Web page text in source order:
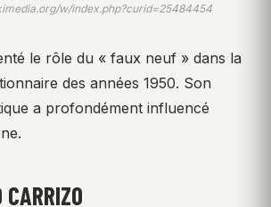
w/index.php?curid=25484454
le rôle du « faux neuf » dans la
des années 1950. Son
a profondément influencé